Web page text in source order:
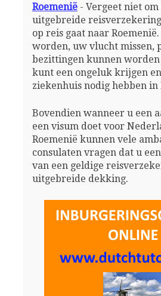
Roemenië- Vergeet niet om
uitgebreide
op reis gaat naar
worden, uw vlucht missen,
bezittingen kunnen worden
kunt een ongeluk krijgen
ziekenhuis nodig hebben in
Bovendien wanneer u een
een visum doet voor
Roemenië kunnen vele
consulaten vragen dat u
van een geldige
uitgebreide dekking.